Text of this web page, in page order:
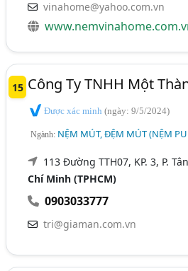
vinahome@yahoo.com.vn
15 Công Ty TNHH Một
Được xác minh(ngày: 9/5/2024)
Ngành: NỆM MÚT, ĐỆM MÚT (NỆM
113 Đường TTH07, KP. 3, P.
Chí Minh (TPHCM)
0903033777
tri@giaman.com.vn